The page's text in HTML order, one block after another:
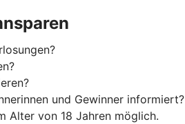
und Gewinner informiert?
Alter von 18 Jahren möglich.